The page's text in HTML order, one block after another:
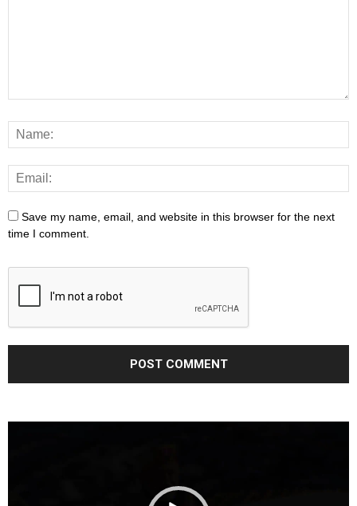
Save my name, email, and website in this browser for the next
time I comment.